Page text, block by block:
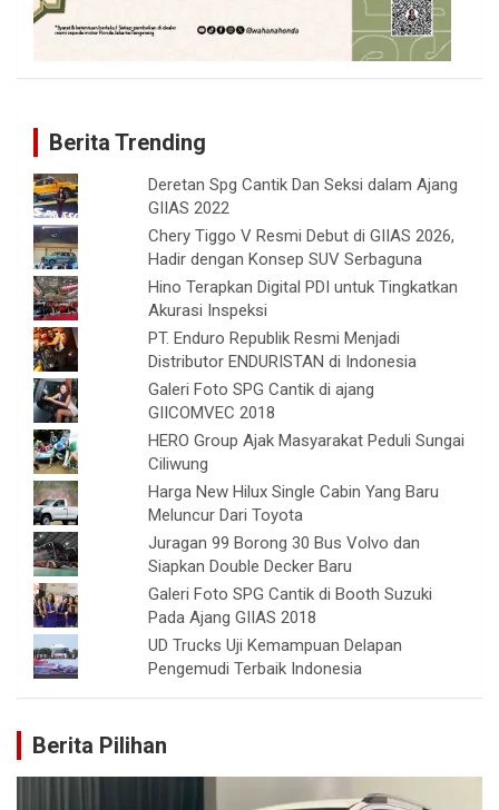
Berita Trending
Deretan Spg Cantik Dan Seksi dalam Ajang
GIIAS 2022
Chery Tiggo V Resmi Debut di GIIAS 2026,
Hadir dengan Konsep SUV Serbaguna
Hino Terapkan Digital PDI untuk Tingkatkan
Akurasi Inspeksi
PT. Enduro Republik Resmi Menjadi
Distributor ENDURISTAN di Indonesia
Galeri Foto SPG Cantik di ajang
GIICOMVEC 2018
HERO Group Ajak Masyarakat Peduli Sungai
Ciliwung
Harga New Hilux Single Cabin Yang Baru
Meluncur Dari Toyota
Juragan 99 Borong 30 Bus Volvo dan
Siapkan Double Decker Baru
Galeri Foto SPG Cantik di Booth Suzuki
Pada Ajang GIIAS 2018
UD Trucks Uji Kemampuan Delapan
Pengemudi Terbaik Indonesia
Berita Pilihan